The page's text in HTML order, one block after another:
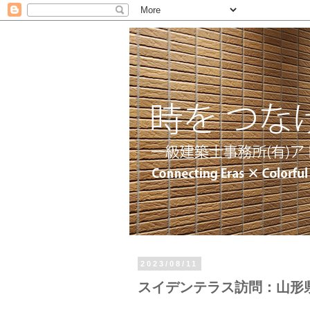
2023/08/11
スイデンテラス訪問：山形